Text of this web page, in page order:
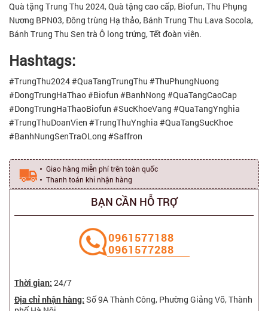
Quà tặng Trung Thu 2024, Quà tặng cao cấp, Biofun, Thu Phụng
Nương BPN03, Đông trùng Hạ thảo, Bánh Trung Thu Lava Socola,
Bánh Trung Thu Sen trà Ô long trứng, Tết đoàn viên.
Hashtags:
#TrungThu2024 #QuaTangTrungThu #ThuPhungNuong
#DongTrungHaThao #Biofun #BanhNong #QuaTangCaoCap
#DongTrungHaThaoBiofun #SucKhoeVang #QuaTangYnghia
#TrungThuDoanVien #TrungThuYnghia #QuaTangSucKhoe
#BanhNungSenTraOLong #Saffron
Giao hàng miễn phí trên toàn quốc
Thanh toán khi nhận hàng
BẠN CẦN HỖ TRỢ
‭0961577188
0961577288
Thời gian: 24/7
Địa chỉ nhận hàng: Số 9A Thành Công, Phường Giảng Võ, Thành